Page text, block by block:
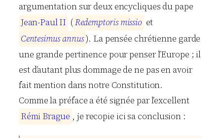
argumentation sur deux encycliques du pape
Jean-PaulII (Redemptoris missio et
Centesimusannus). La pensée chrétienne garde
une grande pertinence pour penser l’Europe ; il
est d’autant plus dommage de ne pas en avoir
fait mention dans notre Constitution.
Comme la préface a été signée par l’excellent
Rémi Brague , je recopie ici sa conclusion :